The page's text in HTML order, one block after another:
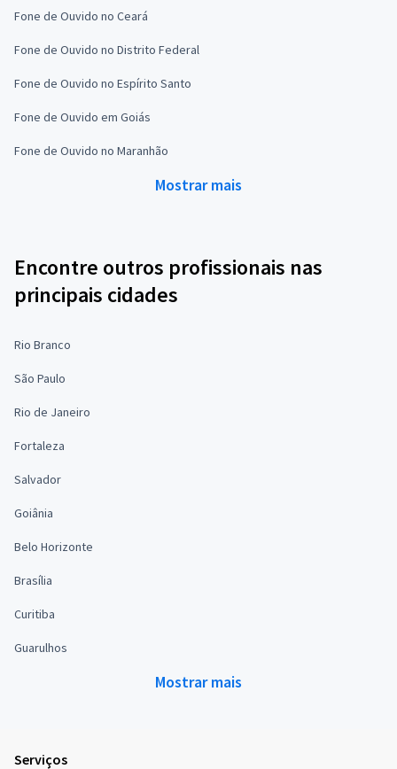
Fone de Ouvido no Ceará
Fone de Ouvido no Distrito Federal
Fone de Ouvido no Espírito Santo
Fone de Ouvido em Goiás
Fone de Ouvido no Maranhão
Mostrar mais
Encontre outros profissionais nas
principais cidades
Rio Branco
São Paulo
Rio de Janeiro
Fortaleza
Salvador
Goiânia
Belo Horizonte
Brasília
Curitiba
Guarulhos
Mostrar mais
Serviços